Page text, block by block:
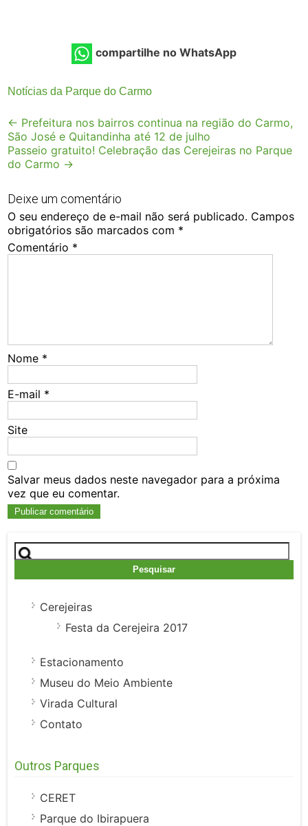
compartilhe no WhatsApp
Notícias da Parque do Carmo
Post
navigation
← Prefeitura nos bairros continua na região do Carmo,
São José e Quitandinha até 12 de julho
Passeio gratuito! Celebração das Cerejeiras no Parque
do Carmo →
Deixe um comentário
O seu endereço de e-mail não será publicado. Campos
obrigatórios são marcados com *
Comentário *
Nome *
E-mail *
Site
Salvar meus dados neste navegador para a próxima
vez que eu comentar.
Pesquisar
por:
Cerejeiras
Festa da Cerejeira 2017
Estacionamento
Museu do Meio Ambiente
Virada Cultural
Contato
Outros Parques
CERET
Parque do Ibirapuera